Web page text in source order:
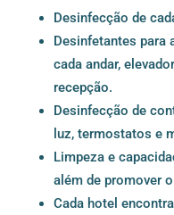
Desinfecção de
Desinfetantes para
cada andar,
recepção.
Desinfecção de
luz, termostatos e
Limpeza e
além de promover
Cada hotel